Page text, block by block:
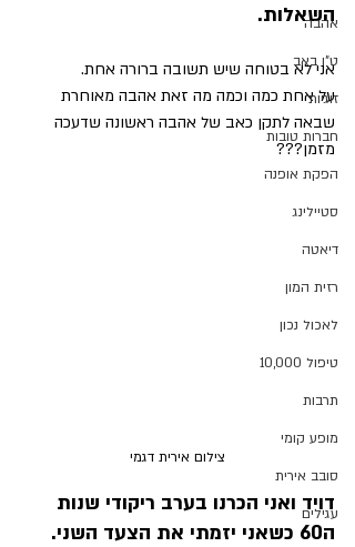
אהבה
ט"ו באב
זוגיות
חברות טובות
הפקת אופנה
סטיילינג
דיאטה
רזית המון
לאכול נכון
טיפול 10,000
תרבות
מופע קומי
סובב אירית
עגילים
השאלות.
אני לא בטוחה שיש תשובה ברורה אחת.
על אחת כמה וכמה מה זאת אהבה מאוחרת
שבאה לתקן כאב של אהבה ראשונה שדעכה
מזמן???
צילום אירית דגמי
דויד ואני הכרנו בערב ריקודי שנות
ה60 כשאני יזמתי את הצעד השני.